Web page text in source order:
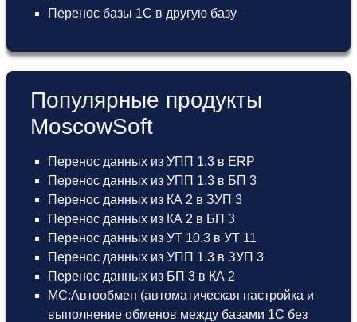
Перенос базы 1С в другую базу
Популярные продукты
MoscowSoft
Перенос данных из УПП 1.3 в ERP
Перенос данных из УПП 1.3 в БП 3
Перенос данных из КА 2 в ЗУП 3
Перенос данных из КА 2 в БП 3
Перенос данных из УТ 10.3 в УТ 11
Перенос данных из УПП 1.3 в ЗУП 3
Перенос данных из БП 3 в КА 2
МС:Автообмен (автоматическая настройка и
выполнение обменов между базами 1С без